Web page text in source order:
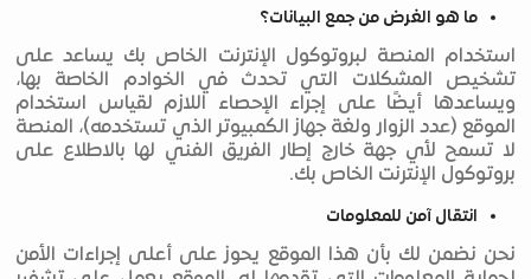
ما هو الغرض من جمع البيانات؟
استخدام المنصة لبروتوكول الإنترنت الخاص بك يساعد على
تشخيص المشكلات التي تحدث في الخوادم الخاصة بها،
ويساعدها أيضًا على إجراء الإحصاء اللازم لقياس استخدام
الموقع (عدد الزوار ولغة جهاز الكمبيوتر الذي تستخدمه)، المنصة
لا تسمح لأي جهة خارج إطار الفريق الفني لها بالاطلاع على
بروتوكول الإنترنت الخاص بك.
انتقال آمن للمعلومات
نحن نضمن لك بأن هذا الموقع يحوز على أعلى إجراءات الأمن